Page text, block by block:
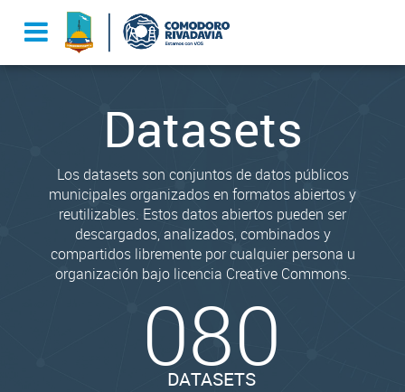
Datasets
Los datasets son conjuntos de datos públicos
municipales organizados en formatos abiertos y
reutilizables. Estos datos abiertos pueden ser
descargados, analizados, combinados y
compartidos libremente por cualquier persona u
organización bajo licencia Creative Commons.
080
DATASETS